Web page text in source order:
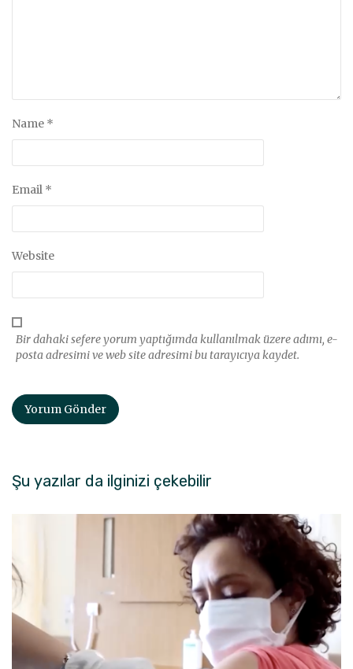
Name *
Email *
Website
Bir dahaki sefere yorum yaptığımda kullanılmak üzere adımı, e-
posta adresimi ve web site adresimi bu tarayıcıya kaydet.
Şu yazılar da ilginizi çekebilir